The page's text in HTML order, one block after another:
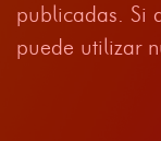
publicadas. Si
puede utilizar